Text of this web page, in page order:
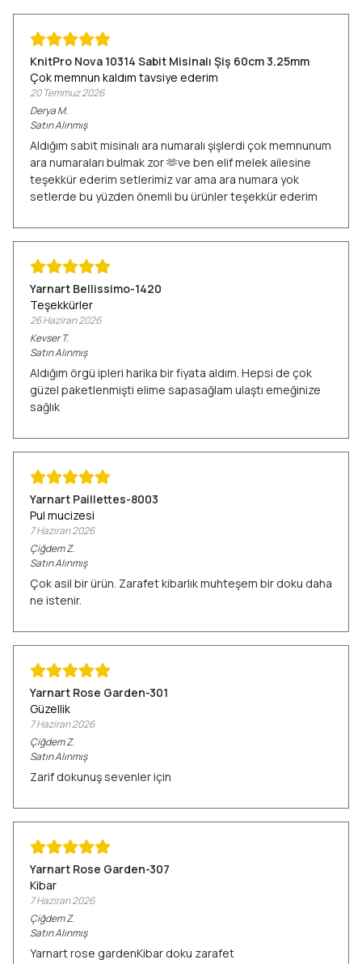
KnitPro Nova 10314 Sabit Misinalı Şiş 60cm 3.25mm
Çok memnun kaldım tavsiye ederim
20 Temmuz 2026
DeryaM.
Satın Alınmış
Aldığım sabit misinalı ara numaralı şişlerdi çok memnunum
ara numaraları bulmak zor 🫶ve ben elif melek ailesine
teşekkür ederim setlerimiz var ama ara numara yok
setlerde bu yüzden önemli bu ürünler teşekkür ederim
Yarnart Bellissimo-1420
Teşekkürler
26 Haziran 2026
Kevser T.
Satın Alınmış
Aldığım örgü ipleri harika bir fiyata aldım. Hepsi de çok
güzel paketlenmişti elime sapasağlam ulaştı emeğinize
sağlık
Yarnart Paillettes-8003
Pul mucizesi
7 Haziran 2026
ÇiğdemZ.
Satın Alınmış
Çok asil bir ürün. Zarafet kibarlık muhteşem bir doku daha
ne istenir.
Yarnart Rose Garden-301
Güzellik
7 Haziran 2026
ÇiğdemZ.
Satın Alınmış
Zarif dokunuş sevenler için
Yarnart Rose Garden-307
Kibar
7 Haziran 2026
ÇiğdemZ.
Satın Alınmış
Yarnart rose gardenKibar doku zarafet